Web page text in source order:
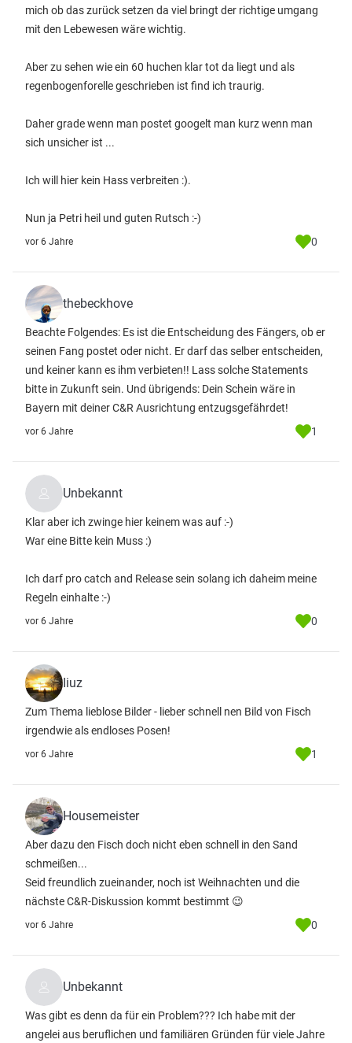
mich ob das zurück setzen da viel bringt der richtige umgang
mit den Lebewesen wäre wichtig.
Aber zu sehen wie ein 60 huchen klar tot da liegt und als
regenbogenforelle geschrieben ist find ich traurig.
Daher grade wenn man postet googelt man kurz wenn man
sich unsicher ist ...
Ich will hier kein Hass verbreiten :).
Nun ja Petri heil und guten Rutsch :-)
vor 6 Jahre 0
thebeckhove
Beachte Folgendes: Es ist die Entscheidung des Fängers, ob er
seinen Fang postet oder nicht. Er darf das selber entscheiden,
und keiner kann es ihm verbieten!! Lass solche Statements
bitte in Zukunft sein. Und übrigends: Dein Schein wäre in
Bayern mit deiner C&R Ausrichtung entzugsgefährdet!
vor 6 Jahre 1
Unbekannt
Klar aber ich zwinge hier keinem was auf :-)
War eine Bitte kein Muss :)
Ich darf pro catch and Release sein solang ich daheim meine
Regeln einhalte :-)
vor 6 Jahre 0
Iiuz
Zum Thema lieblose Bilder - lieber schnell nen Bild von Fisch
irgendwie als endloses Posen!
vor 6 Jahre 1
Housemeister
Aber dazu den Fisch doch nicht eben schnell in den Sand
schmeißen...
Seid freundlich zueinander, noch ist Weihnachten und die
nächste C&R-Diskussion kommt bestimmt 😉
vor 6 Jahre 0
Unbekannt
Was gibt es denn da für ein Problem??? Ich habe mit der
angelei aus beruflichen und familiären Gründen für viele Jahre